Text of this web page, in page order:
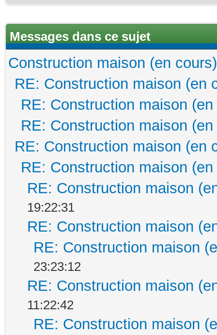
Messages dans ce sujet
Construction maison (en cours)
RE: Construction maison (en
RE: Construction maison
RE: Construction maison
RE: Construction maison (en
RE: Construction maison
RE: Construction maison
19:22:31
RE: Construction maison
RE: Construction maison
23:23:12
RE: Construction maison
11:22:42
RE: Construction maison